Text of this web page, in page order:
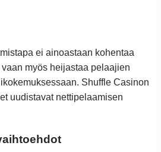
ei ainoastaan kohentaa
myös heijastaa pelaajien
Shuffle Casinon
uudistavat nettipelaamisen